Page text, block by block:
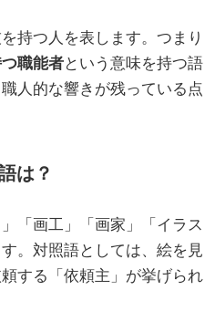
持つ人を表します。つまり
職能者という意味を持つ語
人的な響きが残っている点
は？
「画工」「画家」「イラス
。対照語としては、絵を見
する「依頼主」が挙げられ